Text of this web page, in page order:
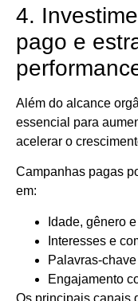
4.
pago e
Além do alcance
essencial para
acelerar o
Campanhas pagas
em:
Idade, gênero
Interesses e
Palavras-
Engajamento
Os principais canais